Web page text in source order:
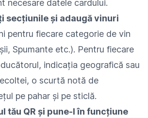
necesare datele cardului.
secțiunile și adaugă vinuri
pentru fiecare categorie de vin
Spumante etc.). Pentru fiecare
indicația geografică sau
o scurtă notă de
pe pahar și pe sticlă.
tău QR și pune-l în funcțiune